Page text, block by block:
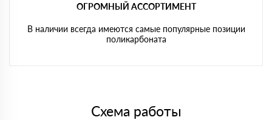
ОГРОМНЫЙ АССОРТИМЕНТ
В наличии всегда имеются самые популярные позиции
поликарбоната
Схема работы